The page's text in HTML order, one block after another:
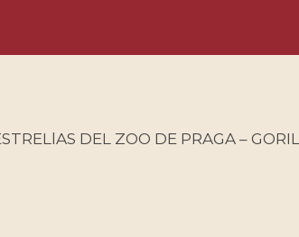
DEL ZOO DE PRAGA –